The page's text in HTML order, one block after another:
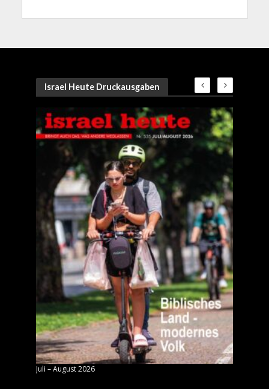
Israel Heute Druckausgaben
Juli – August 2026